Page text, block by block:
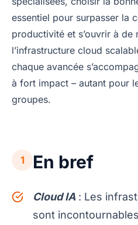
essentiel pour surpasser la
productivité et s’ouvrir à de
l’infrastructure cloud
chaque avancée
à fort impact – autant pour
groupes.
1 En bref
Cloud IA : Les
sont